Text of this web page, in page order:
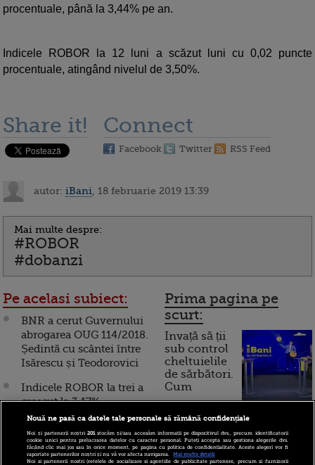
procentuale, până la 3,44% pe an.
Indicele ROBOR la 12 luni a scăzut luni cu 0,02 puncte
procentuale, atingând nivelul de 3,50%.
Share it! Connect
Facebook Twitter RSS Feed
autor: iBani , 18 februarie 2019 13:39
Mai multe despre:
#ROBOR
#dobanzi
Pe acelasi subiect:
BNR a cerut Guvernului
abrogarea OUG 114/2018.
Ședintă cu scântei între
Isărescu și Teodorovici
Indicele ROBOR la trei a
crescut la 3,17%
a crescut la 3,15%, cel mai
ridicat nivel din ultimele
Prima pagina pe
scurt:
Invață să ții
sub control
cheltuielile
de sărbători.
Cum
funcționează cardul de
Nouă ne pasă ca datele tale personale să rămână confidențiale
Noi și partenerii noștri201stocăm și/sau accesăm informații pe dispozitivul dvs., precum identificatorii
cookie unici pentru prelucrarea datelor cu caracter personal. Puteți accepta sau gestiona alegerile dvs.
făcând clic mai jos sau în orice moment, pe pagina cu politica de confidențialitate. Aceste alegeri vor fi
raportate partenerilor noștri și nu vă vor afecta navigarea.
Mai multe detalii
Noi si partenerii nostri (retelele de socializare si agentiile de publicitate partenere, precum si furnizorii